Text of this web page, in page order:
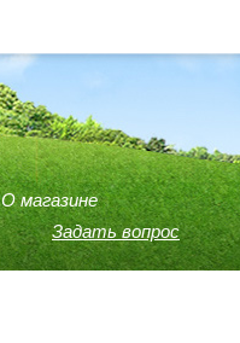
Задать вопрос
О магазине